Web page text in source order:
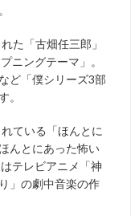
た「古畑任三郎」
ニングテーマ」。
ど「僕シリーズ3部
。
ている「ほんとに
んとにあった怖い
テレビアニメ「神
」の劇中音楽の作